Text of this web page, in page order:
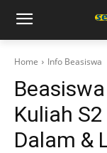
Home Info Beasiswa
Kuliah
Dalam &